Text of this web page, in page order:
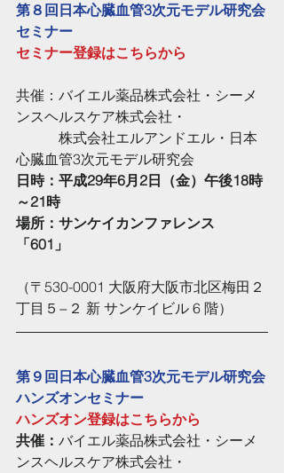
第８回日本心臓血管3次元モデル研究会
セミナー
セミナー登録はこちらから
共催：バイエル薬品株式会社・シーメ
ンスヘルスケア株式会社・
株式会社エルアンドエル・日本
心臓血管3次元モデル研究会
日時：平成29年6月2日（金）午後18時
～21時
場所：サンケイカンファレンス
「601」
（〒530-0001 大阪府大阪市北区梅田２
丁目５−２ 新 サンケイビル 6 階）
第９回日本心臓血管3次元モデル研究会
ハンズオンセミナー
ハンズオン登録はこちらから
共催： バイエル薬品株式会社・シーメ
ンスヘルスケア株式会社・